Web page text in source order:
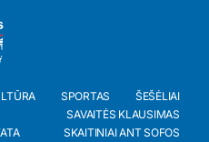
SPORTAS
ŠEŠĖLIAI
SAVAITĖS KLAUSIMAS
SKAITINIAI ANT SOFOS